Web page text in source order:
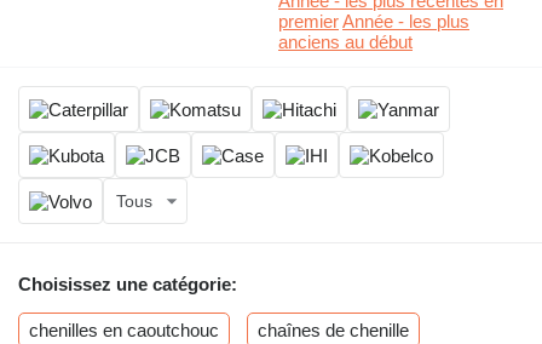
premierAnnée - les plus
anciens au début
Tous
Choisissez une catégorie:
chenilles en caoutchouc chaînes de chenille